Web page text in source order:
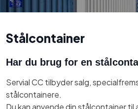
Stålcontainer​
Har du brug for en
Servial CC tilbyder salg,
stålcontainere.
Du kan anvende din stålcontainer